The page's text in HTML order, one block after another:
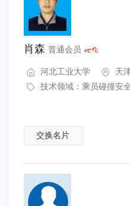
肖森 普通会员
河北工业大学
天
技术领域： 乘员碰撞安
交换名片